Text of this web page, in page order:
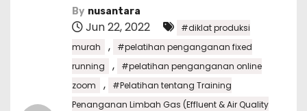
By nusantara
Jun 22, 2022
#diklat produksi
murah
,
#pelatihan penganganan fixed
running
,
#pelatihan penganganan online
zoom
,
#Pelatihan tentang Training
Penanganan Limbah Gas (Effluent & Air Quality